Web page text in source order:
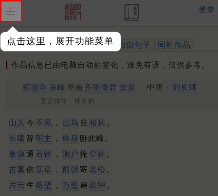
点击这里，展开功能菜单
登录
作品 标注四声 出处、引用 相似句子 同韵作品
作品信息已由电脑自动标签化，难免有误，仅供参考。
栖霞寺 东峰 寻南 齐明徵君 故居 中唐 · 刘长卿
五言排律 押冬韵
山人 今 不见 ， 山鸟 自 相从 。
长啸 辞 明主 ， 终身 卧此峰。
泉源 通 石径 ， 涧户 掩 尘容 。
古墓 依 寒草 ， 前朝 寄 老松 。
片云 生 断壁 ， 万壑 遍 疏钟 。